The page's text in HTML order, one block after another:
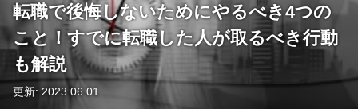
転職で後悔しないためにやるべき4つの
こと！すでに転職した人が取るべき行動
も解説
更新: 2023.06.01